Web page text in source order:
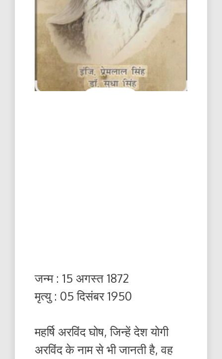
जन्म : 15 अगस्त 1872
मृत्यु : 05 दिसंबर 1950
महर्षि अरविंद घोष, जिन्हें देश योगी
अरविंद के नाम से भी जानती है, वह